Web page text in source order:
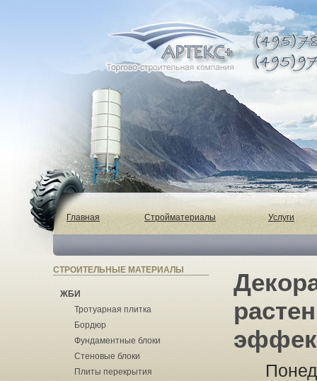
Главная Стройматериалы Услуги
СТРОИТЕЛЬНЫЕ МАТЕРИАЛЫ
ЖБИ
Тротуарная плитка
Бордюр
Фундаментные блоки
Стеновые блоки
Плиты перекрытия